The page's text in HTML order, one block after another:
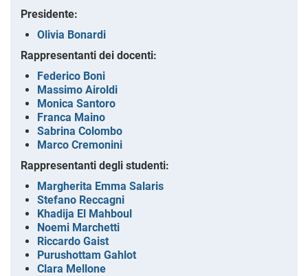
Presidente:
Olivia Bonardi
Rappresentanti dei docenti:
Federico Boni
Massimo Airoldi
Monica Santoro
Franca Maino
Sabrina Colombo
Marco Cremonini
Rappresentanti degli studenti:
Margherita Emma Salaris
Stefano Reccagni
Khadija El Mahboul
Noemi Marchetti
Riccardo Gaist
Purushottam Gahlot
Clara Mellone